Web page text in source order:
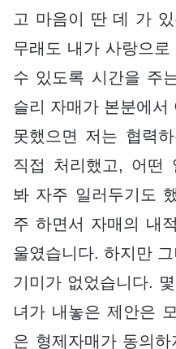
고 마음이 딴 데 가
무래도 내가 사랑으
수 있도록 시간을 주
슬리 자매가 본분에서
못했으면 저는 협력
직접 처리했고, 어떤
봐 자주 일러두기도
주 하면서 자매의 내
울였습니다. 하지만
기미가 없었습니다.
녀가 내놓은 제안은
은 형제자매가 동의